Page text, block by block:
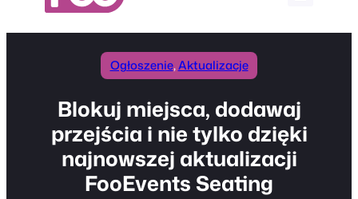
Ogłoszenie, Aktualizacje
Blokuj miejsca, dodawaj
przejścia i nie tylko dzięki
najnowszej aktualizacji
FooEvents Seating